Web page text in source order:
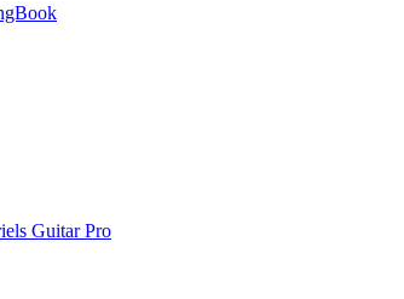
Guitar Pro